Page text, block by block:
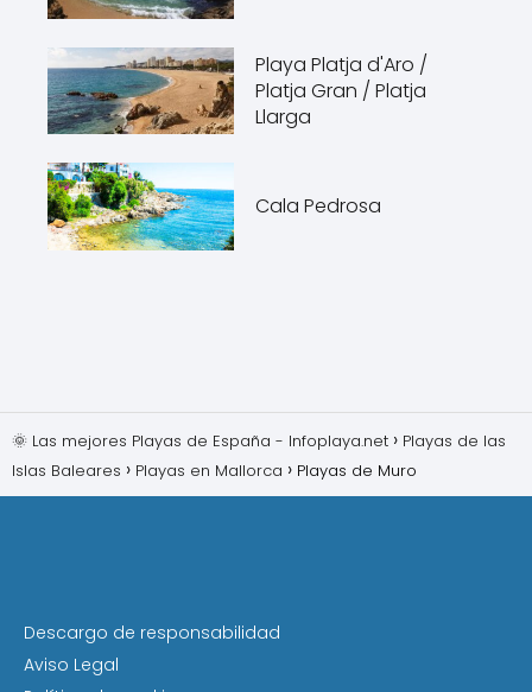
Playa Platja d'Aro /
Platja Gran / Platja
Llarga
Cala Pedrosa
🌞 Las mejores Playas de España - Infoplaya.net
Playas de las
Islas Baleares
Playas en Mallorca Playas de Muro
Descargo de responsabilidad
Aviso Legal